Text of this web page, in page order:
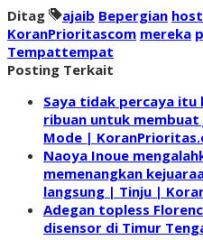
Ditag ajaib Bepergian
KoranPrioritascom mereka
Tempattempat
Posting Terkait
Saya tidak percaya itu
ribuan untuk
Mode |
Naoya Inoue
memenangkan
langsung | Tinju |
Adegan topless
disensor di Timur